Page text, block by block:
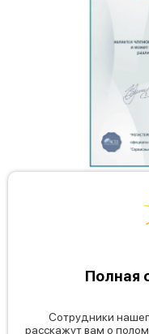
Полная
Сотрудники
расскажут вам о